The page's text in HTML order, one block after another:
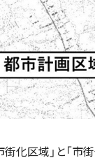
化区域」と「市